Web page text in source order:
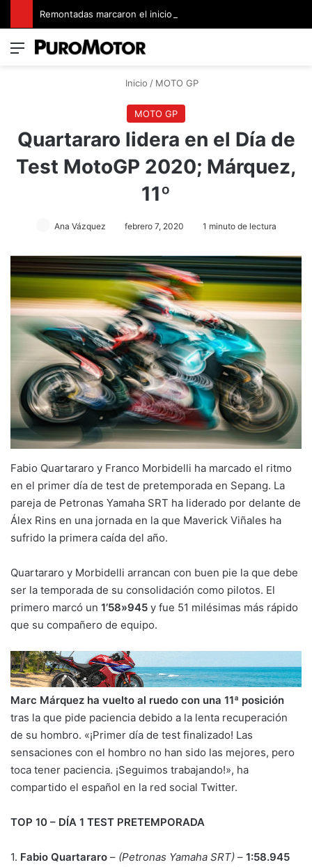
Menú
Inicio / MOTO GP
MOTO GP
Quartararo lidera en el Día de
Test MotoGP 2020; Márquez,
11º
Ana Vázquez febrero 7, 2020 1 minuto de lectura
Fabio Quartararo y Franco Morbidelli ha marcado el ritmo
en el primer día de test de pretemporada en Sepang. La
pareja de Petronas Yamaha SRT ha liderado por delante de
Álex Rins en una jornada en la que Maverick Viñales ha
sufrido la primera caída del año.
Quartararo y Morbidelli arrancan con buen pie la que debe
ser la temporada de su consolidación como pilotos. El
primero marcó un 1’58»945 y fue 51 milésimas más rápido
que su compañero de equipo.
Marc Márquez ha vuelto al ruedo con una 11ª posición
tras la que pide paciencia debido a la lenta recuperación
de su hombro. «¡Primer día de test finalizado! Las
sensaciones con el hombro no han sido las mejores, pero
toca tener paciencia. ¡Seguimos trabajando!», ha
compartido el español en la red social Twitter.
TOP 10 – DÍA 1 TEST PRETEMPORADA
1. Fabio Quartararo – (Petronas Yamaha SRT) – 1:58.945